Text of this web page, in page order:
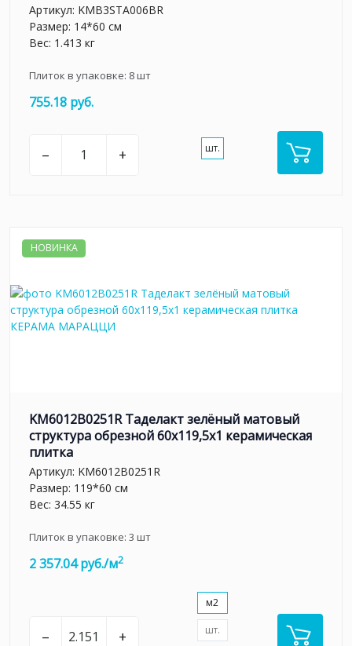
Артикул: KMB3STA006BR
Размер: 14*60 см
Вес: 1.413 кг
Плиток в упаковке: 8шт
755.18 руб.
– + шт.
НОВИНКА
KM6012B0251R Таделакт зелёный матовый
структура обрезной 60x119,5x1 керамическая
плитка
Артикул: KM6012B0251R
Размер: 119*60 см
Вес: 34.55 кг
Плиток в упаковке: 3 шт
2 357.04 руб./м2
– +
м2
шт.